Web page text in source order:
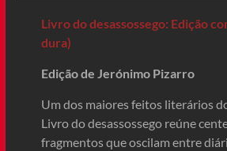
Livro do desassossego: Edição
dura)
Edição de Jerónimo Pizarro
Um dos maiores feitos literários
Livro do desassossego reúne
fragmentos que oscilam entre